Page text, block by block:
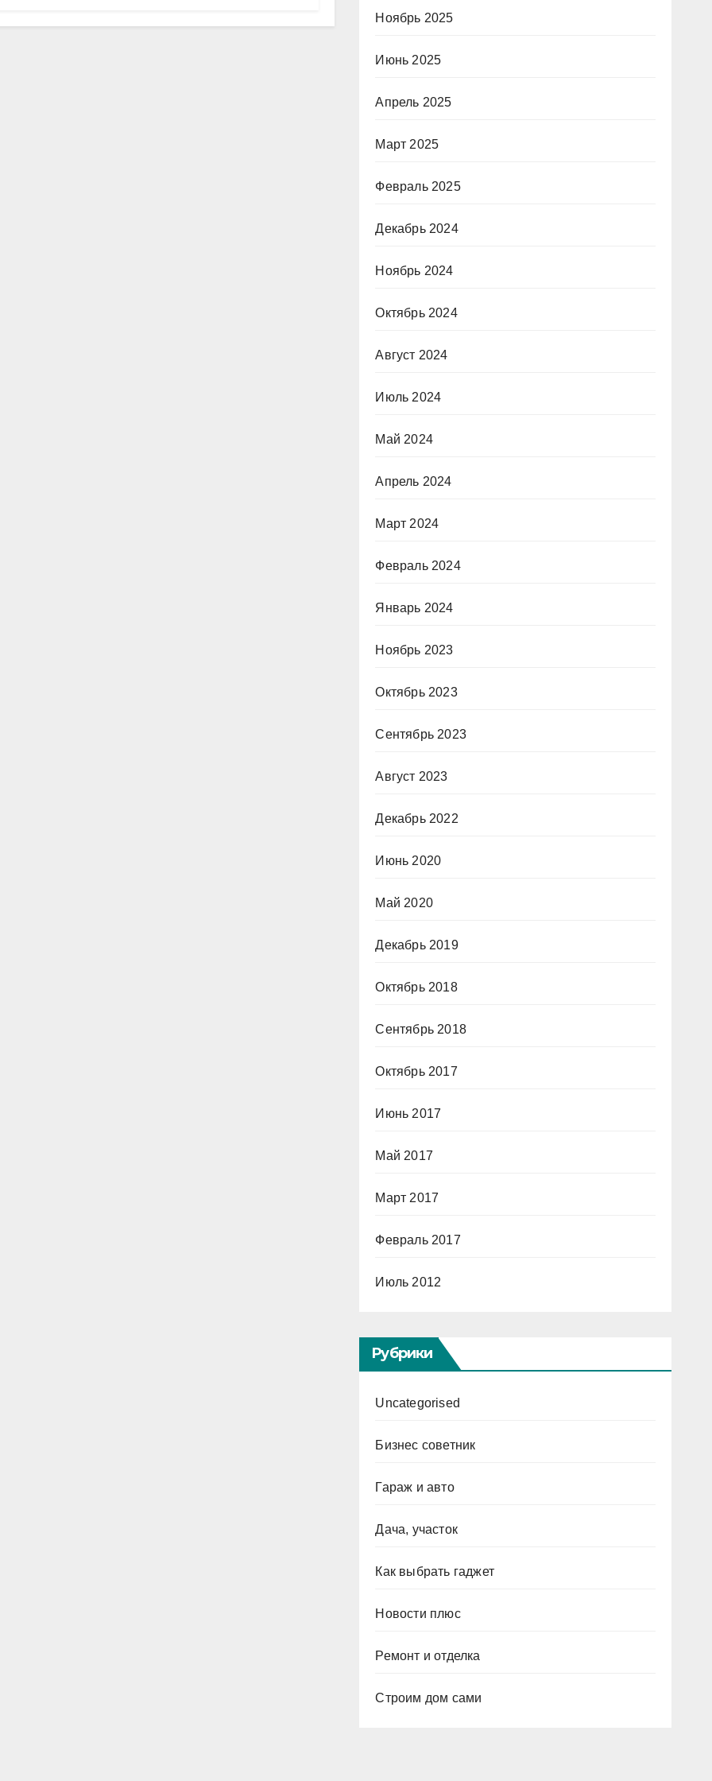
Ноябрь 2025
Июнь 2025
Апрель 2025
Март 2025
Февраль 2025
Декабрь 2024
Ноябрь 2024
Октябрь 2024
Август 2024
Июль 2024
Май 2024
Апрель 2024
Март 2024
Февраль 2024
Январь 2024
Ноябрь 2023
Октябрь 2023
Сентябрь 2023
Август 2023
Декабрь 2022
Июнь 2020
Май 2020
Декабрь 2019
Октябрь 2018
Сентябрь 2018
Октябрь 2017
Июнь 2017
Май 2017
Март 2017
Февраль 2017
Июль 2012
Рубрики
Uncategorised
Бизнес советник
Гараж и авто
Дача, участок
Как выбрать гаджет
Новости плюс
Ремонт и отделка
Строим дом сами